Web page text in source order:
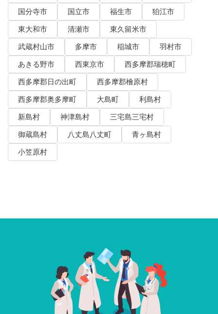
国分寺市
国立市 福生市
狛江市
東大和市
清瀬市
東久留米市
武蔵村山市
多摩市 稲城市
羽村市
あきる野市
西東京市
西多摩郡瑞穂町
西多摩郡日の出町
西多摩郡檜原村
西多摩郡奥多摩町
大島町
利島村
新島村
神津島村
三宅島三宅村
御蔵島村
八丈島八丈町
青ヶ島村
小笠原村